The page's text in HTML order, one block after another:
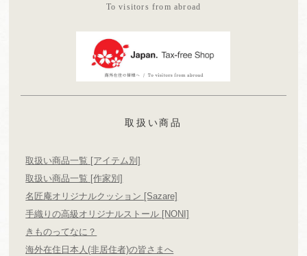
To visitors from abroad
取扱い商品
取扱い商品一覧 [アイテム別]
取扱い商品一覧 [作家別]
名匠庵オリジナルクッション [Sazare]
手織りの高級オリジナルストール [NONI]
きものってなに？
海外在住日本人(非居住者)の皆さまへ